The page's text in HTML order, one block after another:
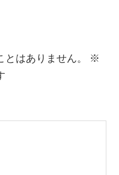
はありません。
※